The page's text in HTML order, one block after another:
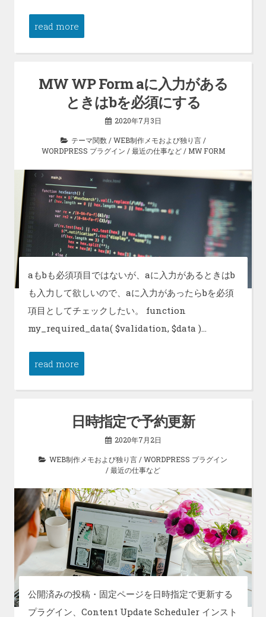
read more
MW WP Form aに入力がある
ときはbを必須にする
2020年7月3日
テーマ関数/WEB制作メモおよび独り言/
WORDPRESS プラグイン /最近の仕事など/ MW FORM
aもbも必須項目ではないが、aに入力があるときはb
も入力して欲しいので、aに入力があったらbを必須
項目としてチェックしたい。 function
my_required_data( $validation, $data )…
read more
日時指定で予約更新
2020年7月2日
WEB制作メモおよび独り言 /WORDPRESS プラグイン
/最近の仕事など
公開済みの投稿・固定ページを日時指定で更新する
プラグイン、Content Update Scheduler インスト